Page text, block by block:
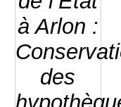
à Arlon :
des